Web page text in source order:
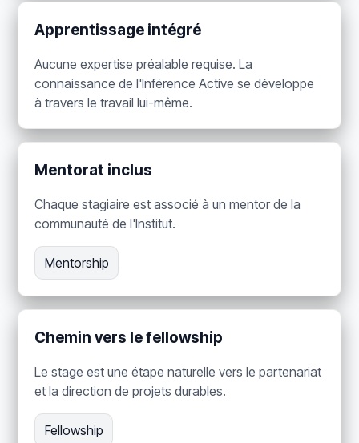
Apprentissage intégré
Aucune expertise préalable requise. La
connaissance de l'Inférence Active se développe
à travers le travail lui-même.
Mentorat inclus
Chaque stagiaire est associé à un mentor de la
communauté de l'Institut.
Mentorship
Chemin vers le fellowship
Le stage est une étape naturelle vers le partenariat
et la direction de projets durables.
Fellowship